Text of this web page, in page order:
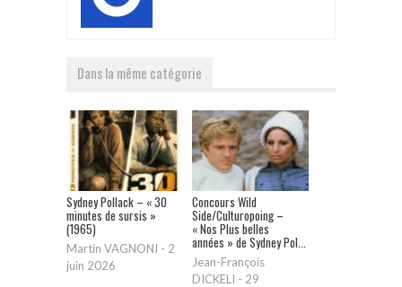
Dans la même catégorie
Sydney Pollack – « 30
minutes de sursis »
(1965)
Martin VAGNONI - 2
juin 2026
Concours Wild
Side/Culturopoing –
« Nos Plus belles
années » de Sydney Pol...
Jean-François
DICKELI - 29